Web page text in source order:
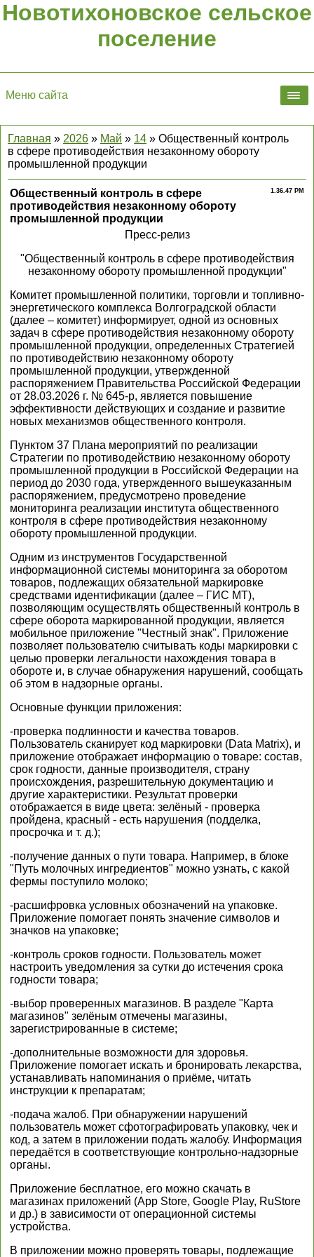
Новотихоновское сельское
поселение
Меню сайта
Главная » 2026 » Май » 14 » Общественный контроль
в сфере противодействия незаконному обороту
промышленной продукции
1.36.47 PM
Общественный контроль в сфере
противодействия незаконному обороту
промышленной продукции
Пресс-релиз
"Общественный контроль в сфере противодействия
незаконному обороту промышленной продукции"
Комитет промышленной политики, торговли и топливно-
энергетического комплекса Волгоградской области
(далее – комитет) информирует, одной из основных
задач в сфере противодействия незаконному обороту
промышленной продукции, определенных Стратегией
по противодействию незаконному обороту
промышленной продукции, утвержденной
распоряжением Правительства Российской Федерации
от 28.03.2026 г. № 645-р, является повышение
эффективности действующих и создание и развитие
новых механизмов общественного контроля.
Пунктом 37 Плана мероприятий по реализации
Стратегии по противодействию незаконному обороту
промышленной продукции в Российской Федерации на
период до 2030 года, утвержденного вышеуказанным
распоряжением, предусмотрено проведение
мониторинга реализации института общественного
контроля в сфере противодействия незаконному
обороту промышленной продукции.
Одним из инструментов Государственной
информационной системы мониторинга за оборотом
товаров, подлежащих обязательной маркировке
средствами идентификации (далее – ГИС МТ),
позволяющим осуществлять общественный контроль в
сфере оборота маркированной продукции, является
мобильное приложение "Честный знак". Приложение
позволяет пользователю считывать коды маркировки с
целью проверки легальности нахождения товара в
обороте и, в случае обнаружения нарушений, сообщать
об этом в надзорные органы.
Основные функции приложения:
-проверка подлинности и качества товаров.
Пользователь сканирует код маркировки (Data Matrix), и
приложение отображает информацию о товаре: состав,
срок годности, данные производителя, страну
происхождения, разрешительную документацию и
другие характеристики. Результат проверки
отображается в виде цвета: зелёный - проверка
пройдена, красный - есть нарушения (подделка,
просрочка и т. д.);
-получение данных о пути товара. Например, в блоке
"Путь молочных ингредиентов" можно узнать, с какой
фермы поступило молоко;
-расшифровка условных обозначений на упаковке.
Приложение помогает понять значение символов и
значков на упаковке;
-контроль сроков годности. Пользователь может
настроить уведомления за сутки до истечения срока
годности товара;
-выбор проверенных магазинов. В разделе "Карта
магазинов" зелёным отмечены магазины,
зарегистрированные в системе;
-дополнительные возможности для здоровья.
Приложение помогает искать и бронировать лекарства,
устанавливать напоминания о приёме, читать
инструкции к препаратам;
-подача жалоб. При обнаружении нарушений
пользователь может сфотографировать упаковку, чек и
код, а затем в приложении подать жалобу. Информация
передаётся в соответствующие контрольно-надзорные
органы.
Приложение бесплатное, его можно скачать в
магазинах приложений (App Store, Google Play, RuStore
и др.) в зависимости от операционной системы
устройства.
В приложении можно проверять товары, подлежащие